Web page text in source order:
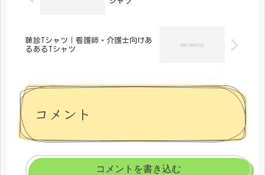
聴診Tシャツ｜看護師・介護士向けあ
るあるTシャツ
コメント
コメントを書き込む